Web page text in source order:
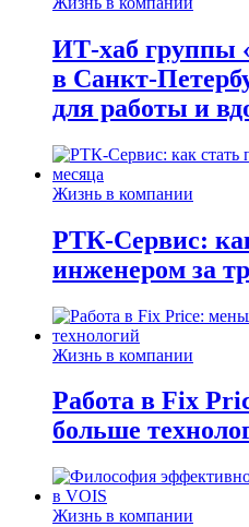
ИТ-хаб группы
в Санкт-
для работы и
Жизнь в компании
РТК-Сервис:
инженером за
Жизнь в компании
Работа в Fix
больше
Жизнь в компании